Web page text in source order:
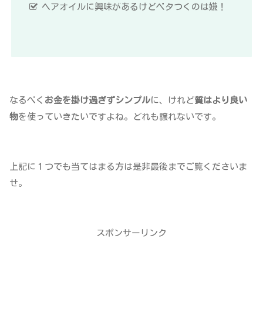
ヘアオイルに興味があるけどベタつくのは嫌！
なるべく お金を掛け過ぎずシンプルに、けれど質はより良い
物を使っていきたいですよね。どれも譲れないです。
上記に１つでも当てはまる方は是非最後までご覧くださいま
せ。
スポンサーリンク